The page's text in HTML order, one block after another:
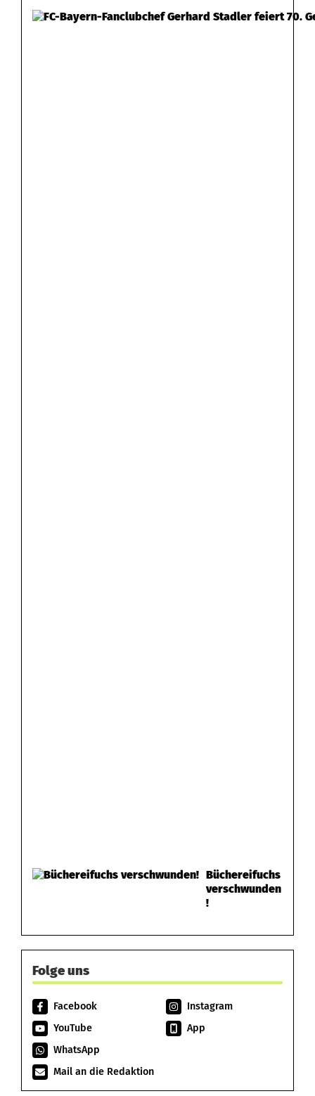
Büchereifuchs
verschwunden
!
Folge uns
Facebook
Instagram
YouTube
App
WhatsApp
Mail an die Redaktion